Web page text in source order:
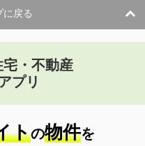
に戻る
・不動産
アプリ
トの物件を